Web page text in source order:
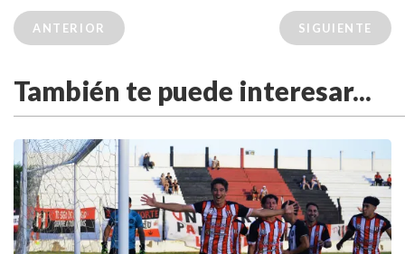
ANTERIOR SIGUIENTE
También te puede interesar...